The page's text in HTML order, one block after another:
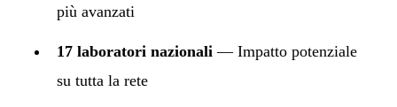
più avanzati
17 laboratori nazionali — Impatto potenziale
su tutta la rete